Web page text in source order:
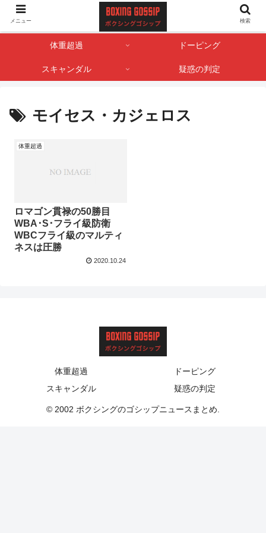
ボクサー・ボクシング界のゴシップやスキャンダル情報を記録しておくサイト
です。
体重超過 ドーピング
スキャンダル 疑惑の判定
モイセス・カジェロス
体重超過
ロマゴン貫禄の50勝目
WBA･S･フライ級防衛
WBCフライ級のマルティ
ネスは圧勝
2020.10.24
体重超過
ドーピング
スキャンダル
疑惑の判定
© 2002 ボクシングのゴシップニュースまとめ.
メニュー 検索